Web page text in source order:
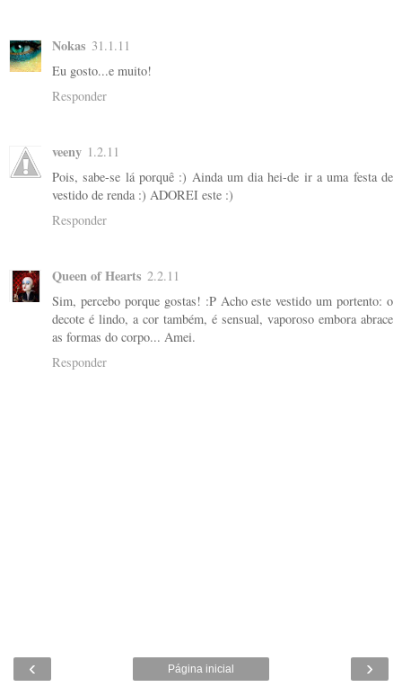
Nokas 31.1.11
Eu gosto...e muito!
Responder
veeny 1.2.11
Pois, sabe-se lá porquê :) Ainda um dia hei-de ir a uma festa de
vestido de renda :) ADOREI este :)
Responder
Queen of Hearts 2.2.11
Sim, percebo porque gostas! :P Acho este vestido um portento: o
decote é lindo, a cor também, é sensual, vaporoso embora abrace
as formas do corpo... Amei.
Responder
‹ ›
Página inicial